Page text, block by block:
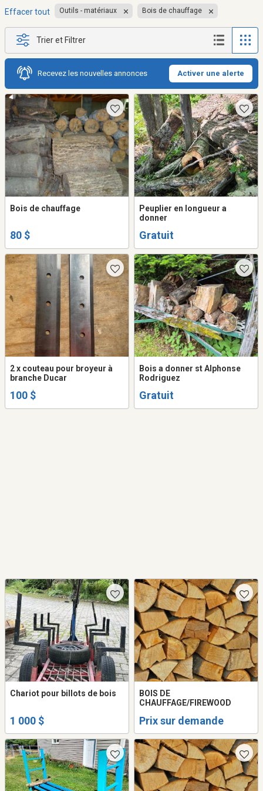
Effacer tout Outils - matériaux Bois de chauffage
Trier et Filtrer
Recevez les nouvelles annonces Activer une alerte
Bois de chauffage
80 $
Peuplier en longueur a
donner
Gratuit
2 x couteau pour broyeur à
branche Ducar
100 $
Bois a donner st Alphonse
Rodriguez
Gratuit
Chariot pour billots de bois
1 000 $
BOIS DE
CHAUFFAGE/FIREWOOD
Prix sur demande